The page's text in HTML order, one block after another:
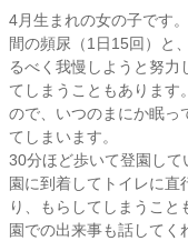
4月生まれの女の子です
間の頻尿（1日15回）と
るべく我慢しようと努力
てしまうこともあります
ので、いつのまにか眠っ
てしまいます。
30分ほど歩いて登園して
園に到着してトイレに直
り、もらしてしまうこと
園での出来事も話してく